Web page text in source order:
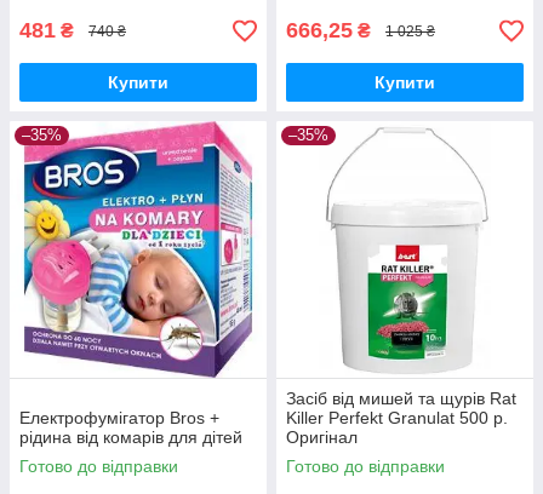
481 ₴ 740 ₴
Купити
666,25 ₴ 1 025 ₴
Купити
–35%
Електрофумігатор Bros +
рідина від комарів для дітей
Готово до відправки
–35%
Засіб від мишей та щурів Rat
Killer Perfekt Granulat 500 р.
Оригінал
Готово до відправки